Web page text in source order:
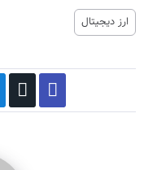
ارز دیجیتال